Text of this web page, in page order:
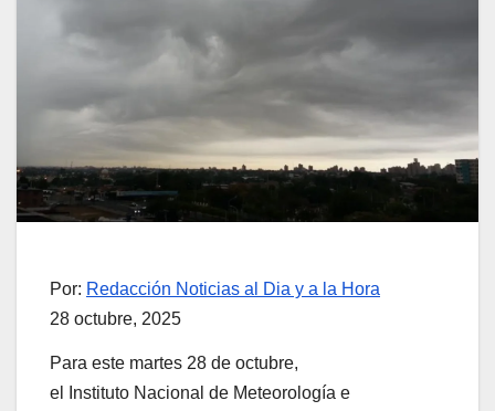
Por: Redacción Noticias al Dia y a la Hora
28 octubre, 2025
Para este martes 28 de octubre,
el Instituto Nacional de Meteorología e